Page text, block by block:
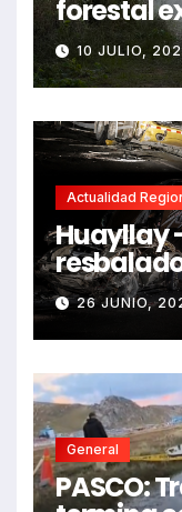
forestal
10 JULIO,
Actualidad
Huayllay
e
dejando
26 JUNIO,
General
PASCO: